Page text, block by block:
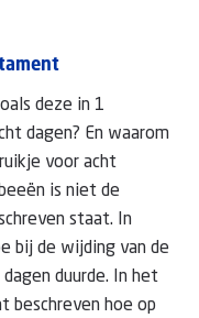
deze in 1
dagen? En waarom
voor acht
is niet de
staat. In
bij de wijding van de
duurde. In het
beschreven hoe op